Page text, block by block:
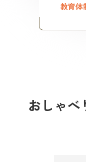
教育体
おしゃべ